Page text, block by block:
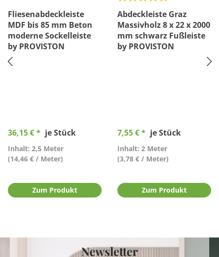
Fliesenabdeckleiste
MDF bis 85 mm Beton
moderne Sockelleiste
by PROVISTON
36,15 € * je Stück
Inhalt: 2,5 Meter
(14,46 € / Meter)
Zum Produkt
Abdeckleiste Graz
Massivholz 8 x 22 x 2000
mm schwarz Fußleiste
by PROVISTON
7,55 € * je Stück
Inhalt: 2 Meter
(3,78 € / Meter)
Zum Produkt
Newsletter